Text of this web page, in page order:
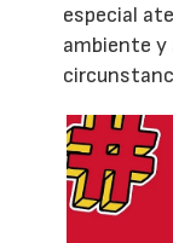
especial
ambiente y